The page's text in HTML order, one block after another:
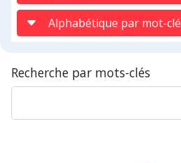
Alphabétique par mot-clé
Recherche par mots-clés